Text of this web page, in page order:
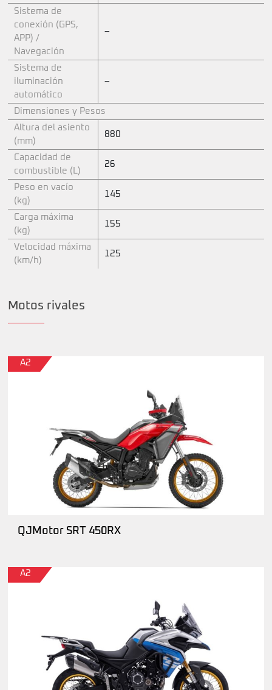
Sistema de
conexión (GPS,
APP) /
Navegación
–
Sistema de
iluminación
automático
–
Dimensiones y Pesos
Altura del asiento
(mm)
880
Capacidad de
combustible (L)
26
Peso en vacío
(kg)
145
Carga máxima
(kg)
155
Velocidad máxima
(km/h)
125
Motos rivales
A2
QJMotor SRT 450RX
A2